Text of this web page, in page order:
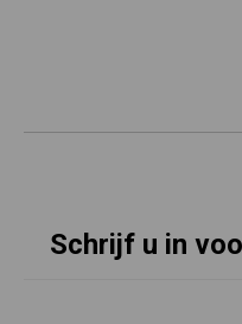
Schrijf u in